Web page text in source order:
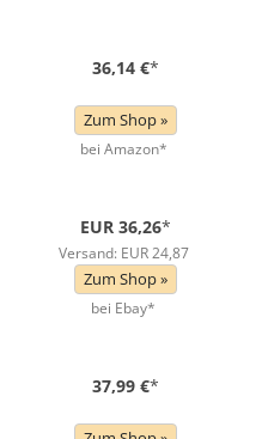
36,14 €*
Zum Shop »
bei Amazon*
EUR 36,26*
Versand: EUR 24,87
Zum Shop »
bei Ebay*
37,99 €*